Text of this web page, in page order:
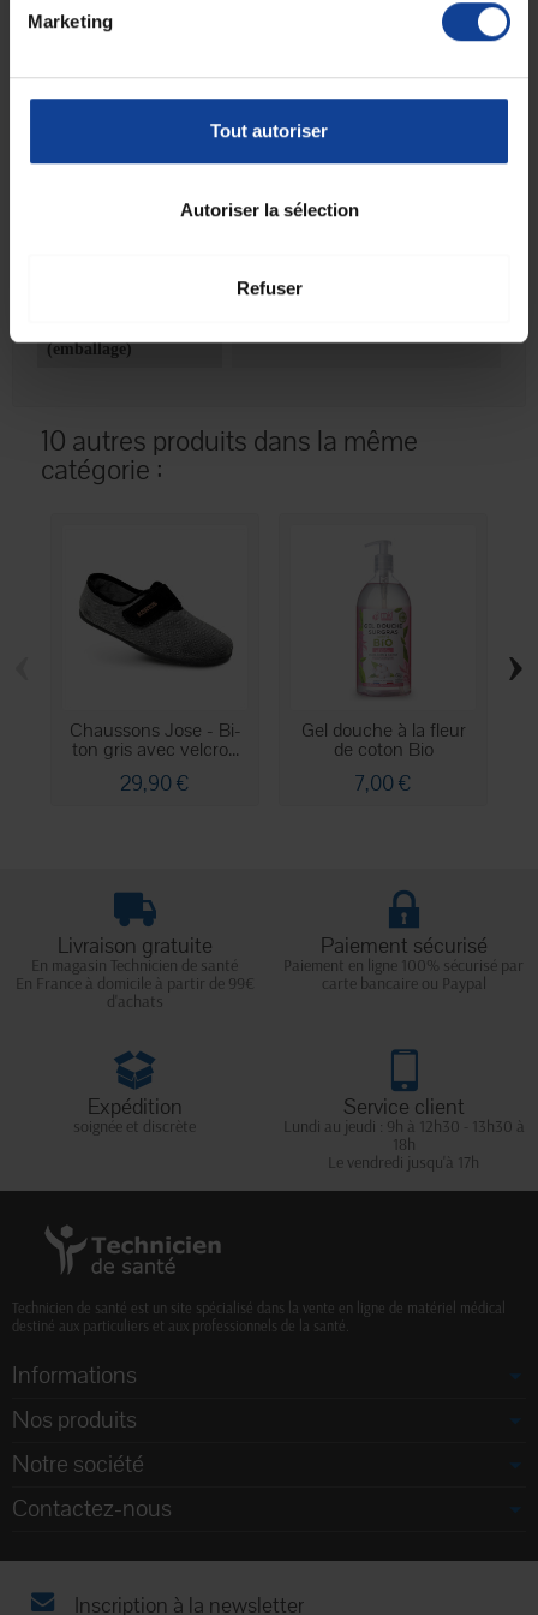
Marketing
Tout autoriser
Autoriser la sélection
Refuser
Fiche technique
Fiche technique
Coloris Gris
Pays de fabrication Europe
(emballage)
10 autres produits dans la même
catégorie :
Chaussons Jose - Bi-
ton gris avec velcro...
29,90 €
Gel douche à la fleur
de coton Bio
7,00 €
›
Livraison gratuite
En magasin Technicien de santé
En France à domicile à partir de 99€
d'achats
Paiement sécurisé
Paiement en ligne 100% sécurisé par
carte bancaire ou Paypal
Expédition
soignée et discrète
Service client
Lundi au jeudi : 9h à 12h30 - 13h30 à
18h
Le vendredi jusqu'à 17h
Technicien de santé est un site spécialisé dans la vente en ligne de matériel médical
destiné aux particuliers et aux professionnels de la santé.
Informations
Nos produits
Notre société
Contactez-nous
Inscription à la newsletter